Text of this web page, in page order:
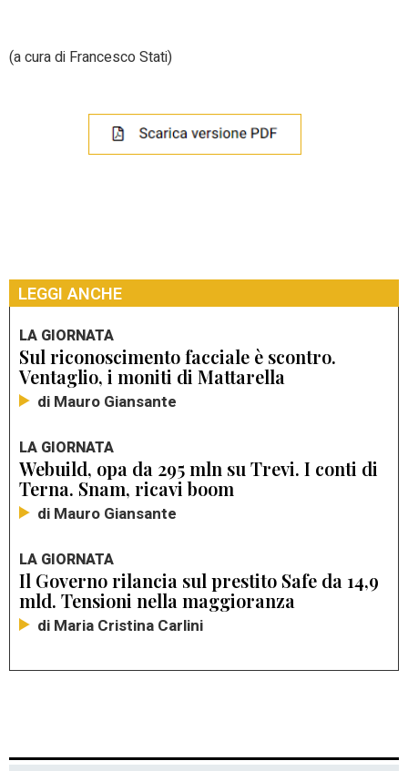
(a cura di Francesco Stati)
LEGGI ANCHE
LA GIORNATA
Sul riconoscimento facciale è scontro.
Ventaglio, i moniti di Mattarella
di Mauro Giansante
LA GIORNATA
Webuild, opa da 295 mln su Trevi. I conti di
Terna. Snam, ricavi boom
di Mauro Giansante
LA GIORNATA
Il Governo rilancia sul prestito Safe da 14,9
mld. Tensioni nella maggioranza
di Maria Cristina Carlini